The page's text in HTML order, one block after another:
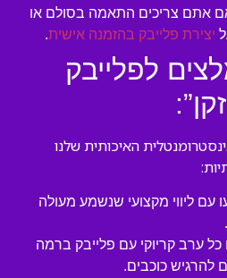
אתם צריכים התאמה בסולם או
יצירת פלייבק בהזמנה אישית.
לפלייבק
האיכותית שלנו
עם ליווי מקצועי שנשמע מעולה
כל ערב קריוקי עם פלייבק ברמה
להרגיש כוכבים.